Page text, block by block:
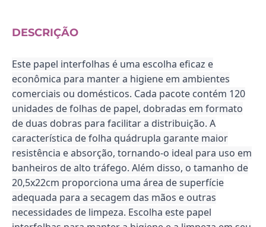
DESCRIÇÃO
Este papel interfolhas é uma escolha eficaz e
econômica para manter a higiene em ambientes
comerciais ou domésticos. Cada pacote contém 120
unidades de folhas de papel, dobradas em formato
de duas dobras para facilitar a distribuição. A
característica de folha quádrupla garante maior
resistência e absorção, tornando-o ideal para uso em
banheiros de alto tráfego. Além disso, o tamanho de
20,5x22cm proporciona uma área de superfície
adequada para a secagem das mãos e outras
necessidades de limpeza. Escolha este papel